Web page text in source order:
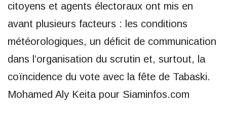
citoyens et agents électoraux ont mis en
avant plusieurs facteurs : les conditions
météorologiques, un déficit de communication
dans l’organisation du scrutin et, surtout, la
coïncidence du vote avec la fête de Tabaski.
Mohamed Aly Keita pour Siaminfos.com